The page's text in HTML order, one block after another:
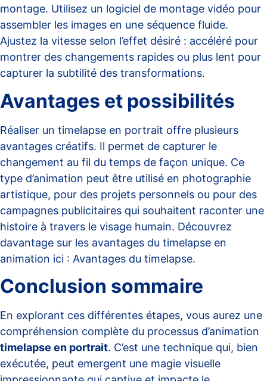
montage. Utilisez un logiciel de montage vidéo pour
assembler les images en une séquence fluide.
Ajustez la vitesse selon l’effet désiré : accéléré pour
montrer des changements rapides ou plus lent pour
capturer la subtilité des transformations.
Avantages et possibilités
Réaliser un timelapse en portrait offre plusieurs
avantages créatifs. Il permet de capturer le
changement au fil du temps de façon unique. Ce
type d’animation peut être utilisé en photographie
artistique, pour des projets personnels ou pour des
campagnes publicitaires qui souhaitent raconter une
histoire à travers le visage humain. Découvrez
davantage sur les avantages du timelapse en
animation ici : Avantages du timelapse.
Conclusion sommaire
En explorant ces différentes étapes, vous aurez une
compréhension complète du processus d’animation
timelapse en portrait. C’est une technique qui, bien
exécutée, peut emergent une magie visuelle